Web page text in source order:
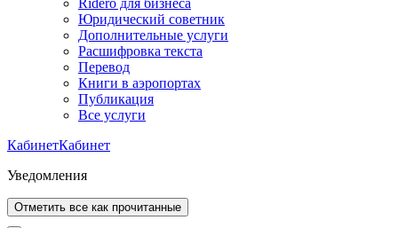
Rideró для бизнеса
Юридический советник
Дополнительные услуги
Расшифровка текста
Перевод
Книги в аэропортах
Публикация
Все услуги
КабинетКабинет
Уведомления
Отметить все как прочитанные